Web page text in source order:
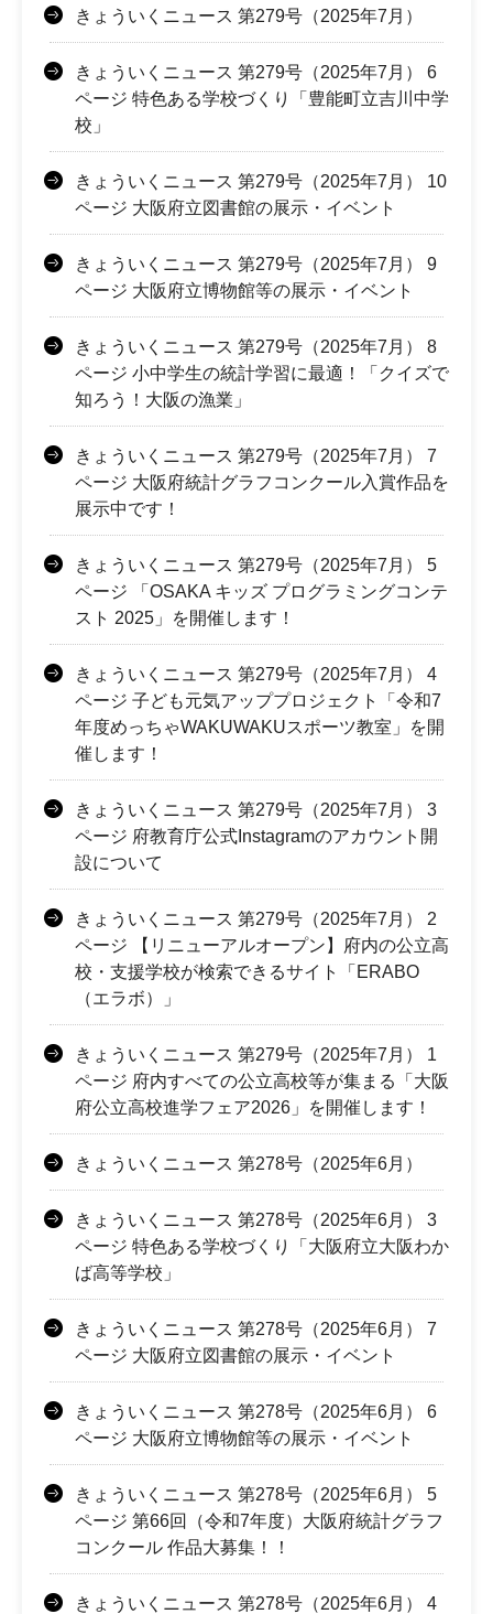
きょういくニュース 第279号（2025年7月）
きょういくニュース 第279号（2025年7月） 6
ページ 特色ある学校づくり「豊能町立吉川中学
校」
きょういくニュース 第279号（2025年7月） 10
ページ 大阪府立図書館の展示・イベント
きょういくニュース 第279号（2025年7月） 9
ページ 大阪府立博物館等の展示・イベント
きょういくニュース 第279号（2025年7月） 8
ページ 小中学生の統計学習に最適！「クイズで
知ろう！大阪の漁業」
きょういくニュース 第279号（2025年7月） 7
ページ 大阪府統計グラフコンクール入賞作品を
展示中です！
きょういくニュース 第279号（2025年7月） 5
ページ 「OSAKA キッズ プログラミングコンテ
スト 2025」を開催します！
きょういくニュース 第279号（2025年7月） 4
ページ 子ども元気アッププロジェクト「令和7
年度めっちゃWAKUWAKUスポーツ教室」を開
催します！
きょういくニュース 第279号（2025年7月） 3
ページ 府教育庁公式Instagramのアカウント開
設について
きょういくニュース 第279号（2025年7月） 2
ページ 【リニューアルオープン】府内の公立高
校・支援学校が検索できるサイト「ERABO
（エラボ）」
きょういくニュース 第279号（2025年7月） 1
ページ 府内すべての公立高校等が集まる「大阪
府公立高校進学フェア2026」を開催します！
きょういくニュース 第278号（2025年6月）
きょういくニュース 第278号（2025年6月） 3
ページ 特色ある学校づくり「大阪府立大阪わか
ば高等学校」
きょういくニュース 第278号（2025年6月） 7
ページ 大阪府立図書館の展示・イベント
きょういくニュース 第278号（2025年6月） 6
ページ 大阪府立博物館等の展示・イベント
きょういくニュース 第278号（2025年6月） 5
ページ 第66回（令和7年度）大阪府統計グラフ
コンクール 作品大募集！！
きょういくニュース 第278号（2025年6月） 4